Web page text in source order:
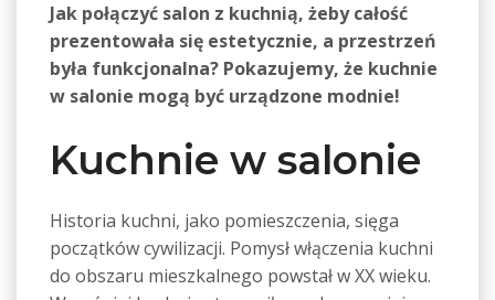
Jak połączyć salon z kuchnią, żeby całość
prezentowała się estetycznie, a przestrzeń
była funkcjonalna? Pokazujemy, że kuchnie
w salonie mogą być urządzone modnie!
Kuchnie w salonie
Historia kuchni, jako pomieszczenia, sięga
początków cywilizacji. Pomysł włączenia kuchni
do obszaru mieszkalnego powstał w XX wieku.